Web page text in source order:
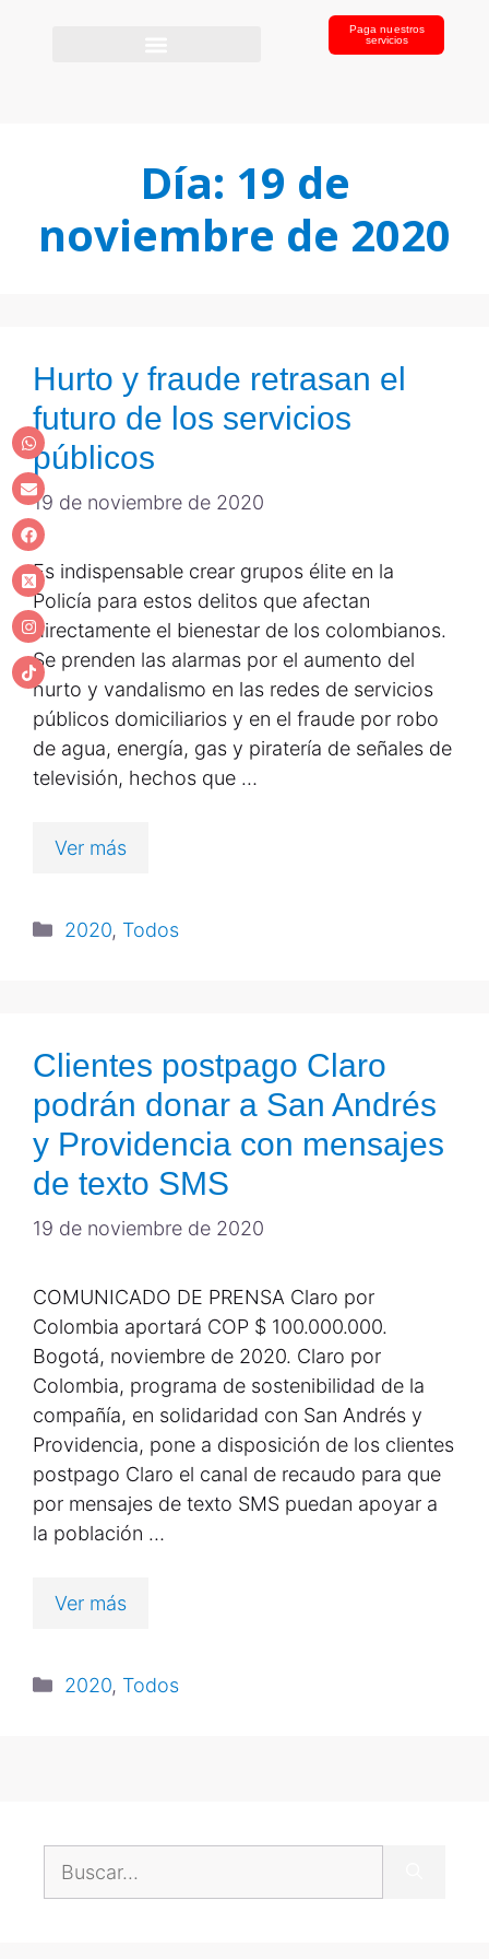
Paga nuestros
servicios
Día: 19 de
noviembre de 2020
Hurto y fraude retrasan el
futuro de los servicios
públicos
19 de noviembre de 2020
Es indispensable crear grupos élite en la
Policía para estos delitos que afectan
directamente el bienestar de los colombianos.
Se prenden las alarmas por el aumento del
hurto y vandalismo en las redes de servicios
públicos domiciliarios y en el fraude por robo
de agua, energía, gas y piratería de señales de
televisión, hechos que …
Ver más
2020, Todos
Clientes postpago Claro
podrán donar a San Andrés
y Providencia con mensajes
de texto SMS
19 de noviembre de 2020
COMUNICADO DE PRENSA Claro por
Colombia aportará COP $ 100.000.000.
Bogotá, noviembre de 2020. Claro por
Colombia, programa de sostenibilidad de la
compañía, en solidaridad con San Andrés y
Providencia, pone a disposición de los clientes
postpago Claro el canal de recaudo para que
por mensajes de texto SMS puedan apoyar a
la población …
Ver más
2020, Todos